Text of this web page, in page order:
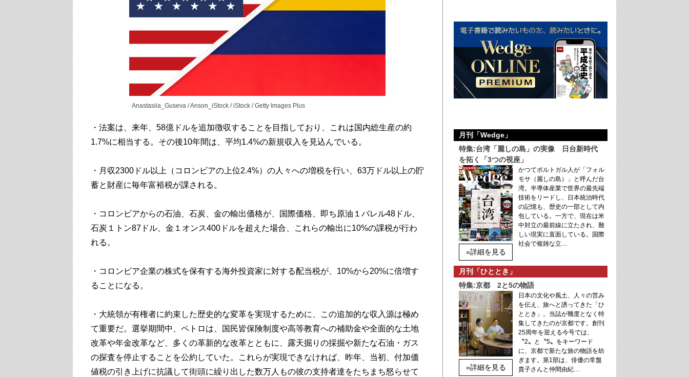
Anastasiia_Guseva / Anson_iStock / iStock / Getty Images Plus
・法案は、来年、58億ドルを追加徴収することを目指しており、これは国内総生産の約
1.7%に相当する。その後10年間は、平均1.4%の新規収入を見込んでいる。
・月収2300ドル以上（コロンビアの上位2.4%）の人々への増税を行い、63万ドル以上の貯
蓄と財産に毎年富裕税が課される。
・コロンビアからの石油、石炭、金の輸出価格が、国際価格、即ち原油１バレル48ドル、
石炭１トン87ドル、金１オンス400ドルを超えた場合、これらの輸出に10%の課税が行わ
れる。
・コロンビア企業の株式を保有する海外投資家に対する配当税が、10%から20%に倍増す
ることになる。
・大統領が有権者に約束した歴史的な変革を実現するために、この追加的な収入源は極め
て重要だ。選挙期間中、ペトロは、国民皆保険制度や高等教育への補助金や全面的な土地
改革や年金改革など、多くの革新的な改革とともに、露天掘りの採掘や新たな石油・ガス
の探査を停止することを公約していた。これらが実現できなければ、昨年、当初、付加価
値税の引き上げに抗議して街頭に繰り出した数万人もの彼の支持者達をたちまち怒らせて
月刊「Wedge」
特集:台湾「麗しの島」の実像 日台新時代
を拓く「3つの視座」
»詳細を見る
かつてポルトガル人が「フォル
モサ（麗しの島）」と呼んだ台
湾。半導体産業で世界の最先端
技術をリードし、日本統治時代
の記憶も、歴史の一部として内
包している。一方で、現在は米
中対立の最前線に立たされ、難
しい現実に直面している。国際
社会で複雑な立…
月刊「ひととき」
特集:京都 2と5の物語
»詳細を見る
日本の文化や風土、人々の営み
を伝え、旅へと誘ってきた「ひ
ととき」。当誌が幾度となく特
集してきたのが京都です。創刊
25周年を迎える今号では、
〝2〟と〝5〟をキーワード
に、京都で新たな旅の物語を紡
ぎます。第1部は、俳優の常盤
貴子さんと仲間由紀…